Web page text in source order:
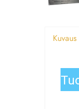
Kuvaus